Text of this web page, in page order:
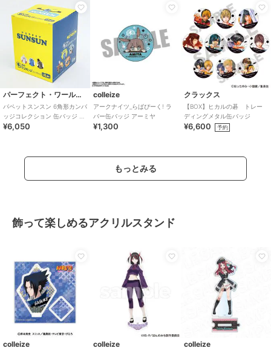
パーフェクト・ワールド・トーキョー
パペットスンスン 6角形カンバ
ッジコレクション 缶バッジ 全
8種 コンプリートBOX
¥6,050
colleize
アークナイツ_らばぴーく! ラ
バー缶バッジ アーミヤ
¥1,300
クラックス
【BOX】ヒカルの碁 トレー
ディングメタル缶バッジ
¥6,600 予約
もっとみる
飾って楽しめるアクリルスタンド
colleize colleize colleize